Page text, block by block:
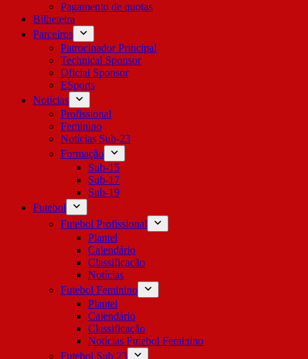
Pagamento de quotas
Bilheteira
Parceiros
Patrocinador Principal
Technical Sponsor
Oficial Sponsor
ESports
Notícias
Profissional
Feminino
Notícias Sub-23
Formação
Sub-15
Sub-17
Sub-19
Futebol
Futebol Profissional
Plantel
Calendário
Classificação
Notícias
Futebol Feminino
Plantel
Calendário
Classificação
Notícias Futebol Feminino
Futebol Sub 23